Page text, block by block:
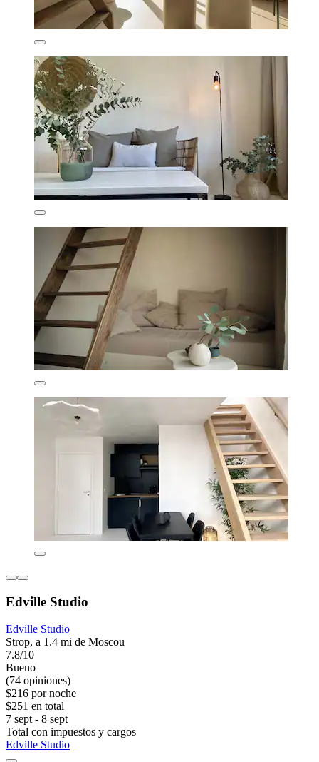
Edville Studio
Edville Studio
Strop, a 1.4 mi de Moscou
7.8/10
Bueno
(74 opiniones)
$216 por noche
$251 en total
7 sept - 8 sept
Total con impuestos y cargos
Edville Studio